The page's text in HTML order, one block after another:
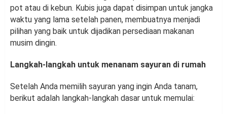
pot atau di kebun. Kubis juga dapat disimpan untuk jangka
waktu yang lama setelah panen, membuatnya menjadi
pilihan yang baik untuk dijadikan persediaan makanan
musim dingin.
Langkah-langkah untuk menanam sayuran di rumah
Setelah Anda memilih sayuran yang ingin Anda tanam,
berikut adalah langkah-langkah dasar untuk memulai: